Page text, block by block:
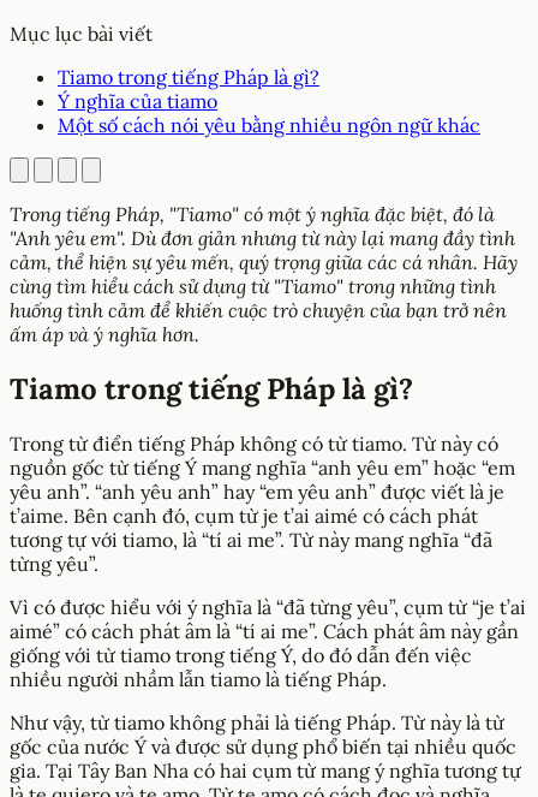
Mục lục bài viết
Tiamo trong tiếng Pháp là gì?
Ý nghĩa của tiamo
Một số cách nói yêu bằng nhiều ngôn ngữ khác
Trong tiếng Pháp, "Tiamo" có một ý nghĩa đặc biệt, đó là
"Anh yêu em". Dù đơn giản nhưng từ này lại mang đầy tình
cảm, thể hiện sự yêu mến, quý trọng giữa các cá nhân. Hãy
cùng tìm hiểu cách sử dụng từ "Tiamo" trong những tình
huống tình cảm để khiến cuộc trò chuyện của bạn trở nên
ấm áp và ý nghĩa hơn.
Tiamo trong tiếng Pháp là gì?
Trong từ điển tiếng Pháp không có từ tiamo. Từ này có
nguồn gốc từ tiếng Ý mang nghĩa “anh yêu em” hoặc “em
yêu anh”. “anh yêu anh” hay “em yêu anh” được viết là je
t’aime. Bên cạnh đó, cụm từ je t’ai aimé có cách phát
tương tự với tiamo, là “tí ai me”. Từ này mang nghĩa “đã
từng yêu”.
Vì có được hiểu với ý nghĩa là “đã từng yêu”, cụm từ “je t’ai
aimé” có cách phát âm là “tí ai me”. Cách phát âm này gần
giống với từ tiamo trong tiếng Ý, do đó dẫn đến việc
nhiều người nhầm lẫn tiamo là tiếng Pháp.
Như vậy, từ tiamo không phải là tiếng Pháp. Từ này là từ
gốc của nước Ý và được sử dụng phổ biến tại nhiều quốc
gia. Tại Tây Ban Nha có hai cụm từ mang ý nghĩa tương tự